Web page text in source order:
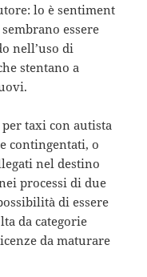
lo è sentiment
essere
nell’uso di
stentano a
taxi con autista
contingentati, o
nel destino
processi di due
di essere
da categorie
da maturare